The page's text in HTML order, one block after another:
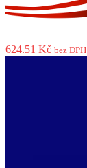
624.51 Kč bez DPH